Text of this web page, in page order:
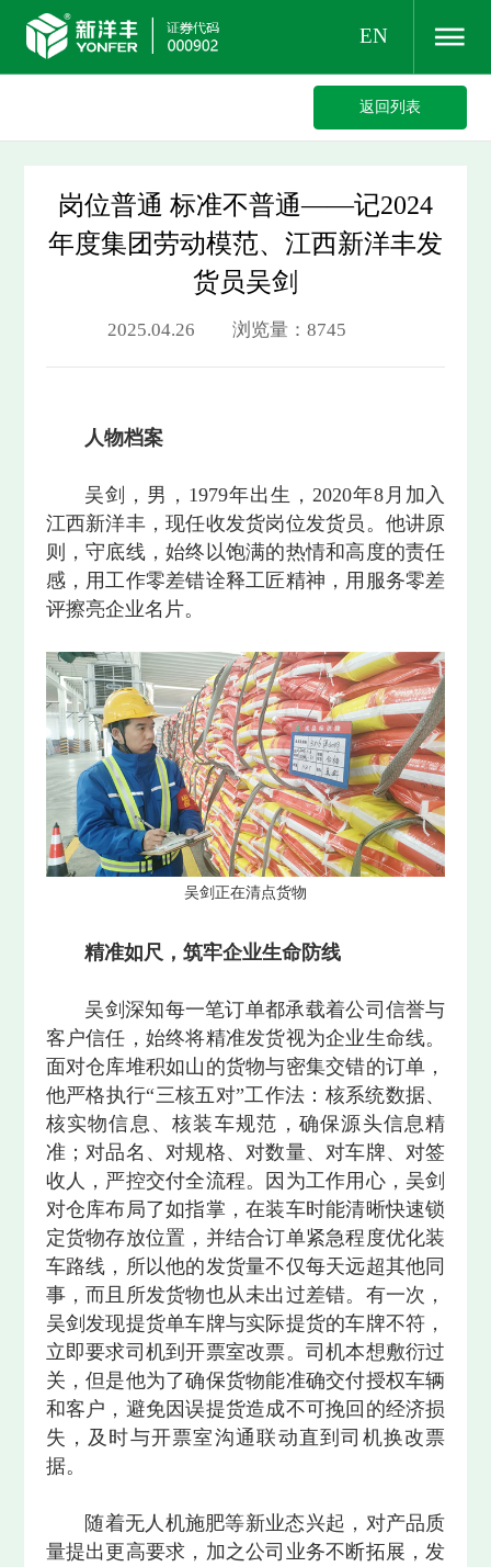
EN
返回列表
岗位普通 标准不普通——记2024
年度集团劳动模范、江西新洋丰发
货员吴剑
2025.04.26 浏览量：8745
人物档案
吴剑，男，1979年出生，2020年8月加入
江西新洋丰，现任收发货岗位发货员。他讲原
则，守底线，始终以饱满的热情和高度的责任
感，用工作零差错诠释工匠精神，用服务零差
评擦亮企业名片。
吴剑正在清点货物
精准如尺，筑牢企业生命防线
吴剑深知每一笔订单都承载着公司信誉与
客户信任，始终将精准发货视为企业生命线。
面对仓库堆积如山的货物与密集交错的订单，
他严格执行“三核五对”工作法：核系统数据、
核实物信息、核装车规范，确保源头信息精
准；对品名、对规格、对数量、对车牌、对签
收人，严控交付全流程。因为工作用心，吴剑
对仓库布局了如指掌，在装车时能清晰快速锁
定货物存放位置，并结合订单紧急程度优化装
车路线，所以他的发货量不仅每天远超其他同
事，而且所发货物也从未出过差错。有一次，
吴剑发现提货单车牌与实际提货的车牌不符，
立即要求司机到开票室改票。司机本想敷衍过
关，但是他为了确保货物能准确交付授权车辆
和客户，避免因误提货造成不可挽回的经济损
失，及时与开票室沟通联动直到司机换改票
据。
随着无人机施肥等新业态兴起，对产品质
量提出更高要求，加之公司业务不断拓展，发